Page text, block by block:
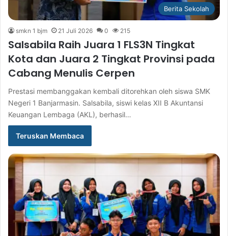
Berita Sekolah
smkn 1 bjm 21 Juli 2026 0 215
Salsabila Raih Juara 1 FLS3N Tingkat
Kota dan Juara 2 Tingkat Provinsi pada
Cabang Menulis Cerpen
Prestasi membanggakan kembali ditorehkan oleh siswa SMK
Negeri 1 Banjarmasin. Salsabila, siswi kelas XII B Akuntansi
Keuangan Lembaga (AKL), berhasil…
Teruskan Membaca